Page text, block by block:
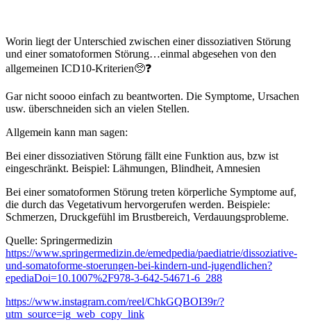
Worin liegt der Unterschied zwischen einer dissoziativen Störung
und einer somatoformen Störung…einmal abgesehen von den
allgemeinen ICD10-Kriterien🥺❓
Gar nicht soooo einfach zu beantworten. Die Symptome, Ursachen
usw. überschneiden sich an vielen Stellen.
Allgemein kann man sagen:
Bei einer dissoziativen Störung fällt eine Funktion aus, bzw ist
eingeschränkt. Beispiel: Lähmungen, Blindheit, Amnesien
Bei einer somatoformen Störung treten körperliche Symptome auf,
die durch das Vegetativum hervorgerufen werden. Beispiele:
Schmerzen, Druckgefühl im Brustbereich, Verdauungsprobleme.
Quelle: Springermedizin
https://www.springermedizin.de/emedpedia/paediatrie/dissoziative-
und-somatoforme-stoerungen-bei-kindern-und-jugendlichen?
epediaDoi=10.1007%2F978-3-642-54671-6_288
https://www.instagram.com/reel/ChkGQBOI39r/?
utm_source=ig_web_copy_link